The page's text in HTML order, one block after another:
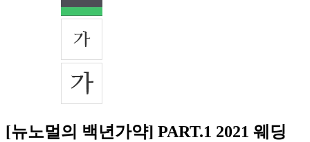
[뉴노멀의 백년가약] PART.1 2021 웨딩